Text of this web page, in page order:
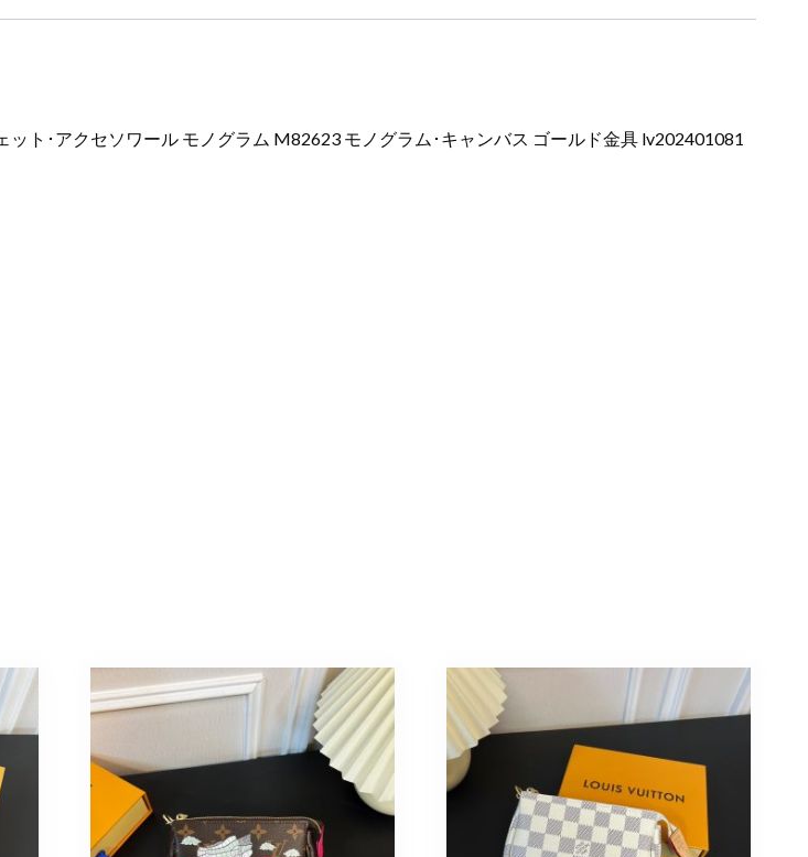
ル
ド
金
lv202401081
個
ト･アクセソワール モノグラム M82623 モノグラム･キャンバス ゴールド金具 lv202401081